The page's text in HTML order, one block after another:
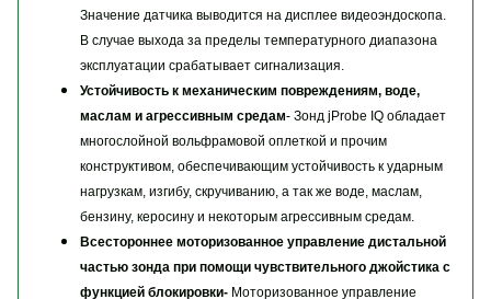
Значение датчика выводится на дисплее видеоэндоскопа.
В случае выхода за пределы температурного диапазона
эксплуатации срабатывает сигнализация.
Устойчивость к механическим повреждениям, воде,
маслам и агрессивным средам- Зонд jProbe IQ обладает
многослойной вольфрамовой оплеткой и прочим
конструктивом, обеспечивающим устойчивость к ударным
нагрузкам, изгибу, скручиванию, а так же воде, маслам,
бензину, керосину и некоторым агрессивным средам.
Всестороннее моторизованное управление дистальной
частью зонда при помощи чувствительного джойстика с
функцией блокировки- Моторизованное управление